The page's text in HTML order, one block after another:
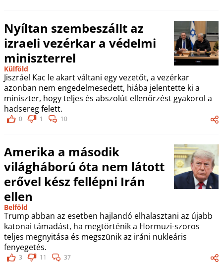
Nyíltan szembeszállt az
izraeli vezérkar a védelmi
miniszterrel
Külföld
Jiszráel Kac le akart váltani egy vezetőt, a vezérkar
azonban nem engedelmesedett, hiába jelentette ki a
miniszter, hogy teljes és abszolút ellenőrzést gyakorol a
hadsereg felett.
0 1 10
Amerika a második
világháború óta nem látott
erővel kész fellépni Irán
ellen
Belföld
Trump abban az esetben hajlandó elhalasztani az újabb
katonai támadást, ha megtörténik a Hormuzi-szoros
teljes megnyitása és megszünik az iráni nukleáris
fenyegetés.
3 11 37